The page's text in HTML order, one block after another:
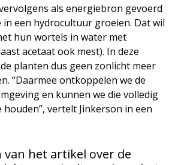
als energiebron gevoerd
in een hydrocultuur groeien. Dat wil
hun wortels in water met
acetaat ook mest). In deze
planten dus geen zonlicht meer
“Daarmee ontkoppelen we de
en kunnen we die volledig
vertelt Jinkerson in een
van het artikel over de